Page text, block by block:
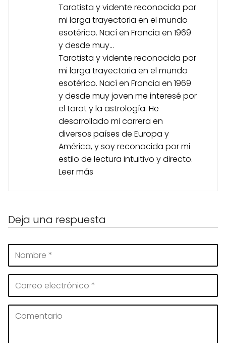
Tarotista y vidente reconocida por
mi larga trayectoria en el mundo
esotérico. Nací en Francia en 1969
y desde muy...
Tarotista y vidente reconocida por
mi larga trayectoria en el mundo
esotérico. Nací en Francia en 1969
y desde muy joven me interesé por
el tarot y la astrología. He
desarrollado mi carrera en
diversos países de Europa y
América, y soy reconocida por mi
estilo de lectura intuitivo y directo.
Leer más
Deja una respuesta